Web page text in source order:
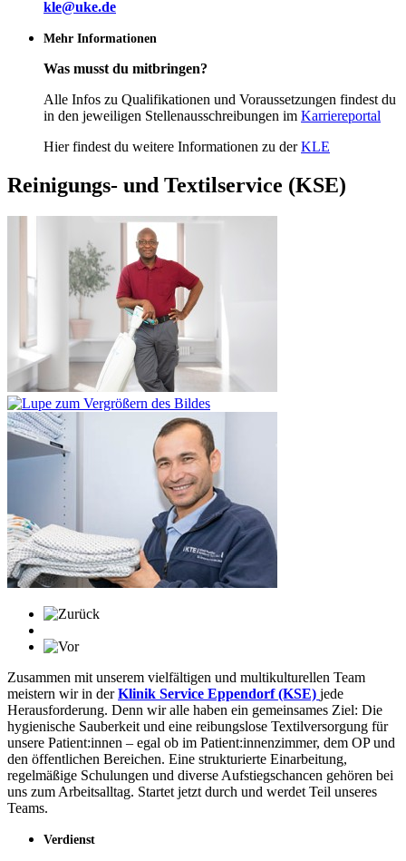
kle@uke.de
Mehr Informationen
Was musst du mitbringen?
Alle Infos zu Qualifikationen und Voraussetzungen findest du
in den jeweiligen Stellenausschreibungen im Karriereportal
Hier findest du weitere Informationen zu derKLE
Reinigungs- und Textilservice (KSE)
Zusammen mit unserem vielfältigen und multikulturellen Team
meistern wir in derKlinik Service Eppendorf (KSE) jede
Herausforderung. Denn wir alle haben ein gemeinsames Ziel: Die
hygienische Sauberkeit und eine reibungslose Textilversorgung für
unsere Patient:innen – egal ob im Patient:innenzimmer, dem OP und
den öffentlichen Bereichen. Eine strukturierte Einarbeitung,
regelmäßige Schulungen und diverse Aufstiegschancen gehören bei
uns zum Arbeitsalltag. Startet jetzt durch und werdet Teil unseres
Teams.
Verdienst